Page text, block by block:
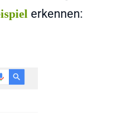
erkennen: